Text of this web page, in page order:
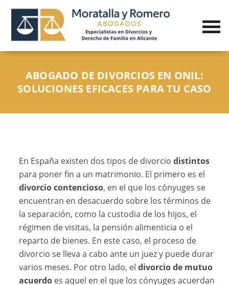
ABOGADO DE DIVORCIOS EN ONIL:
SOLUCIONES EFICACES PARA TU CASO
En España existen dos tipos de divorciodistintos
para poner fin a un matrimonio. El primero es el
divorcio contencioso, en el que los cónyuges se
encuentran en desacuerdo sobre los términos de
la separación, como la custodia de los hijos, el
régimen de visitas, la pensión alimenticia o el
reparto de bienes. En este caso, el proceso de
divorcio se lleva a cabo ante un juez y puede durar
varios meses. Por otro lado, eldivorcio de mutuo
acuerdo es aquel en el que los cónyuges acuerdan